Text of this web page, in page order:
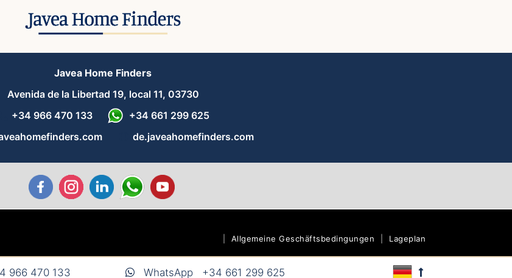
Javea Home Finders
Avenida de la Libertad 19, local 11, 03730
+34 966 470 133
+34 661 299 625
de.javeahomefinders.com
Lageplan
Allgemeine Geschäftsbedingungen
966 470 133 WhatsApp +34 661 299 625